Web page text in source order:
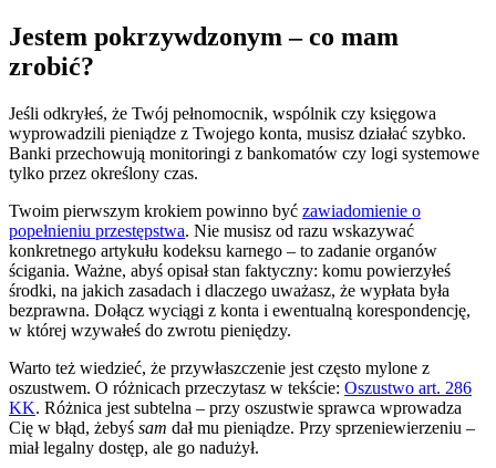
Jestem pokrzywdzonym – co mam
zrobić?
Jeśli odkryłeś, że Twój pełnomocnik, wspólnik czy księgowa
wyprowadzili pieniądze z Twojego konta, musisz działać szybko.
Banki przechowują monitoringi z bankomatów czy logi systemowe
tylko przez określony czas.
Twoim pierwszym krokiem powinno być zawiadomienie o
popełnieniu przestępstwa. Nie musisz od razu wskazywać
konkretnego artykułu kodeksu karnego – to zadanie organów
ścigania. Ważne, abyś opisał stan faktyczny: komu powierzyłeś
środki, na jakich zasadach i dlaczego uważasz, że wypłata była
bezprawna. Dołącz wyciągi z konta i ewentualną korespondencję,
w której wzywałeś do zwrotu pieniędzy.
Warto też wiedzieć, że przywłaszczenie jest często mylone z
oszustwem. O różnicach przeczytasz w tekście: Oszustwo art. 286
KK. Różnica jest subtelna – przy oszustwie sprawca wprowadza
Cię w błąd, żebyś sam dał mu pieniądze. Przy sprzeniewierzeniu –
miał legalny dostęp, ale go nadużył.